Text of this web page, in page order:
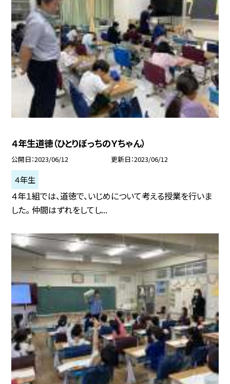
４年生道徳（ひとりぼっちのＹちゃん）
公開日 2023/06/12 更新日 2023/06/12
４年生
４年１組では、道徳で、いじめについて考える授業を行いま
した。 仲間はずれをしてし...